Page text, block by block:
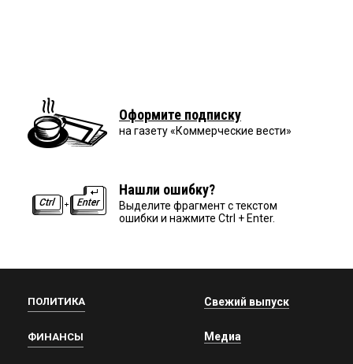
Оформите подписку
на газету «Коммерческие вести»
Нашли ошибку?
Выделите фрагмент с текстом
ошибки и нажмите Ctrl + Enter.
ПОЛИТИКА
ФИНАНСЫ
Свежий выпуск
Медиа